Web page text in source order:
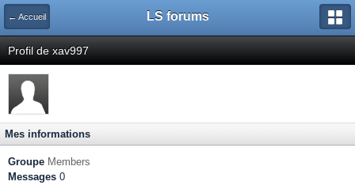
← Accueil LS forums
Profil de xav997
Mes informations
Groupe Members
Messages 0